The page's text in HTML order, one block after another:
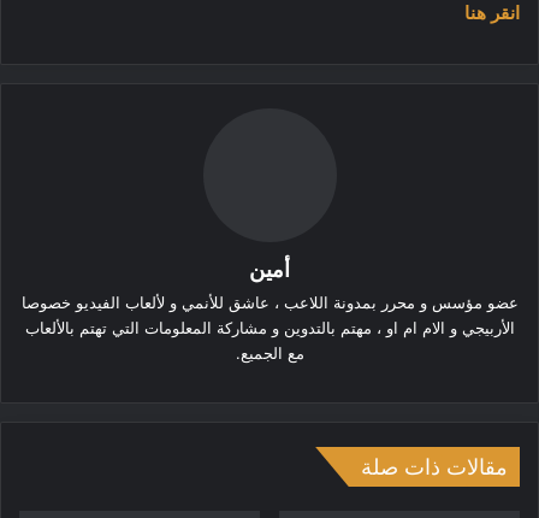
انقر هنا
أمين
عضو مؤسس و محرر بمدونة اللاعب ، عاشق للأنمي و لألعاب الفيديو خصوصا
الأربيجي و الام ام او ، مهتم بالتدوين و مشاركة المعلومات التي تهتم بالألعاب
مع الجميع.
مقالات ذات صلة